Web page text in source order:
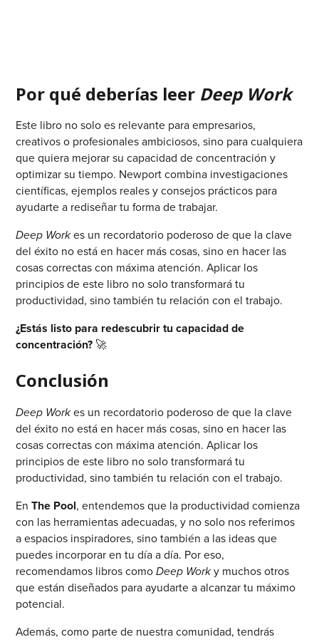
Por qué deberías leer Deep Work
Este libro no solo es relevante para empresarios,
creativos o profesionales ambiciosos, sino para cualquiera
que quiera mejorar su capacidad de concentración y
optimizar su tiempo. Newport combina investigaciones
científicas, ejemplos reales y consejos prácticos para
ayudarte a rediseñar tu forma de trabajar.
Deep Workes un recordatorio poderoso de que la clave
del éxito no está en hacer más cosas, sino en hacer las
cosas correctas con máxima atención. Aplicar los
principios de este libro no solo transformará tu
productividad, sino también tu relación con el trabajo.
¿Estás listo para redescubrir tu capacidad de
concentración? 🚀
Conclusión
Deep Workes un recordatorio poderoso de que la clave
del éxito no está en hacer más cosas, sino en hacer las
cosas correctas con máxima atención. Aplicar los
principios de este libro no solo transformará tu
productividad, sino también tu relación con el trabajo.
EnThe Pool, entendemos que la productividad comienza
con las herramientas adecuadas, y no solo nos referimos
a espacios inspiradores, sino también a las ideas que
puedes incorporar en tu día a día. Por eso,
recomendamos libros comoDeep Worky muchos otros
que están diseñados para ayudarte a alcanzar tu máximo
potencial.
Además, como parte de nuestra comunidad, tendrás